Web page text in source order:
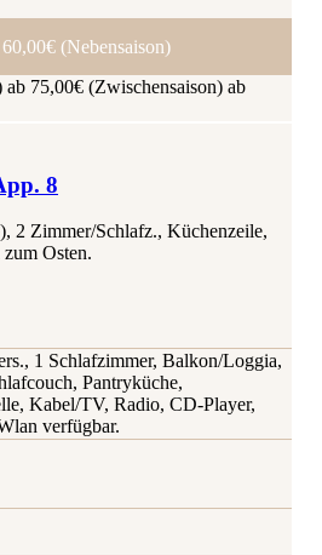
(Nebensaison)
ab 75,00€ (Zwischensaison) ab
8
2 Zimmer/Schlafz., Küchenzeile,
Osten.
1 Schlafzimmer, Balkon/Loggia,
Pantryküche,
Kabel/TV, Radio, CD-Player,
verfügbar.